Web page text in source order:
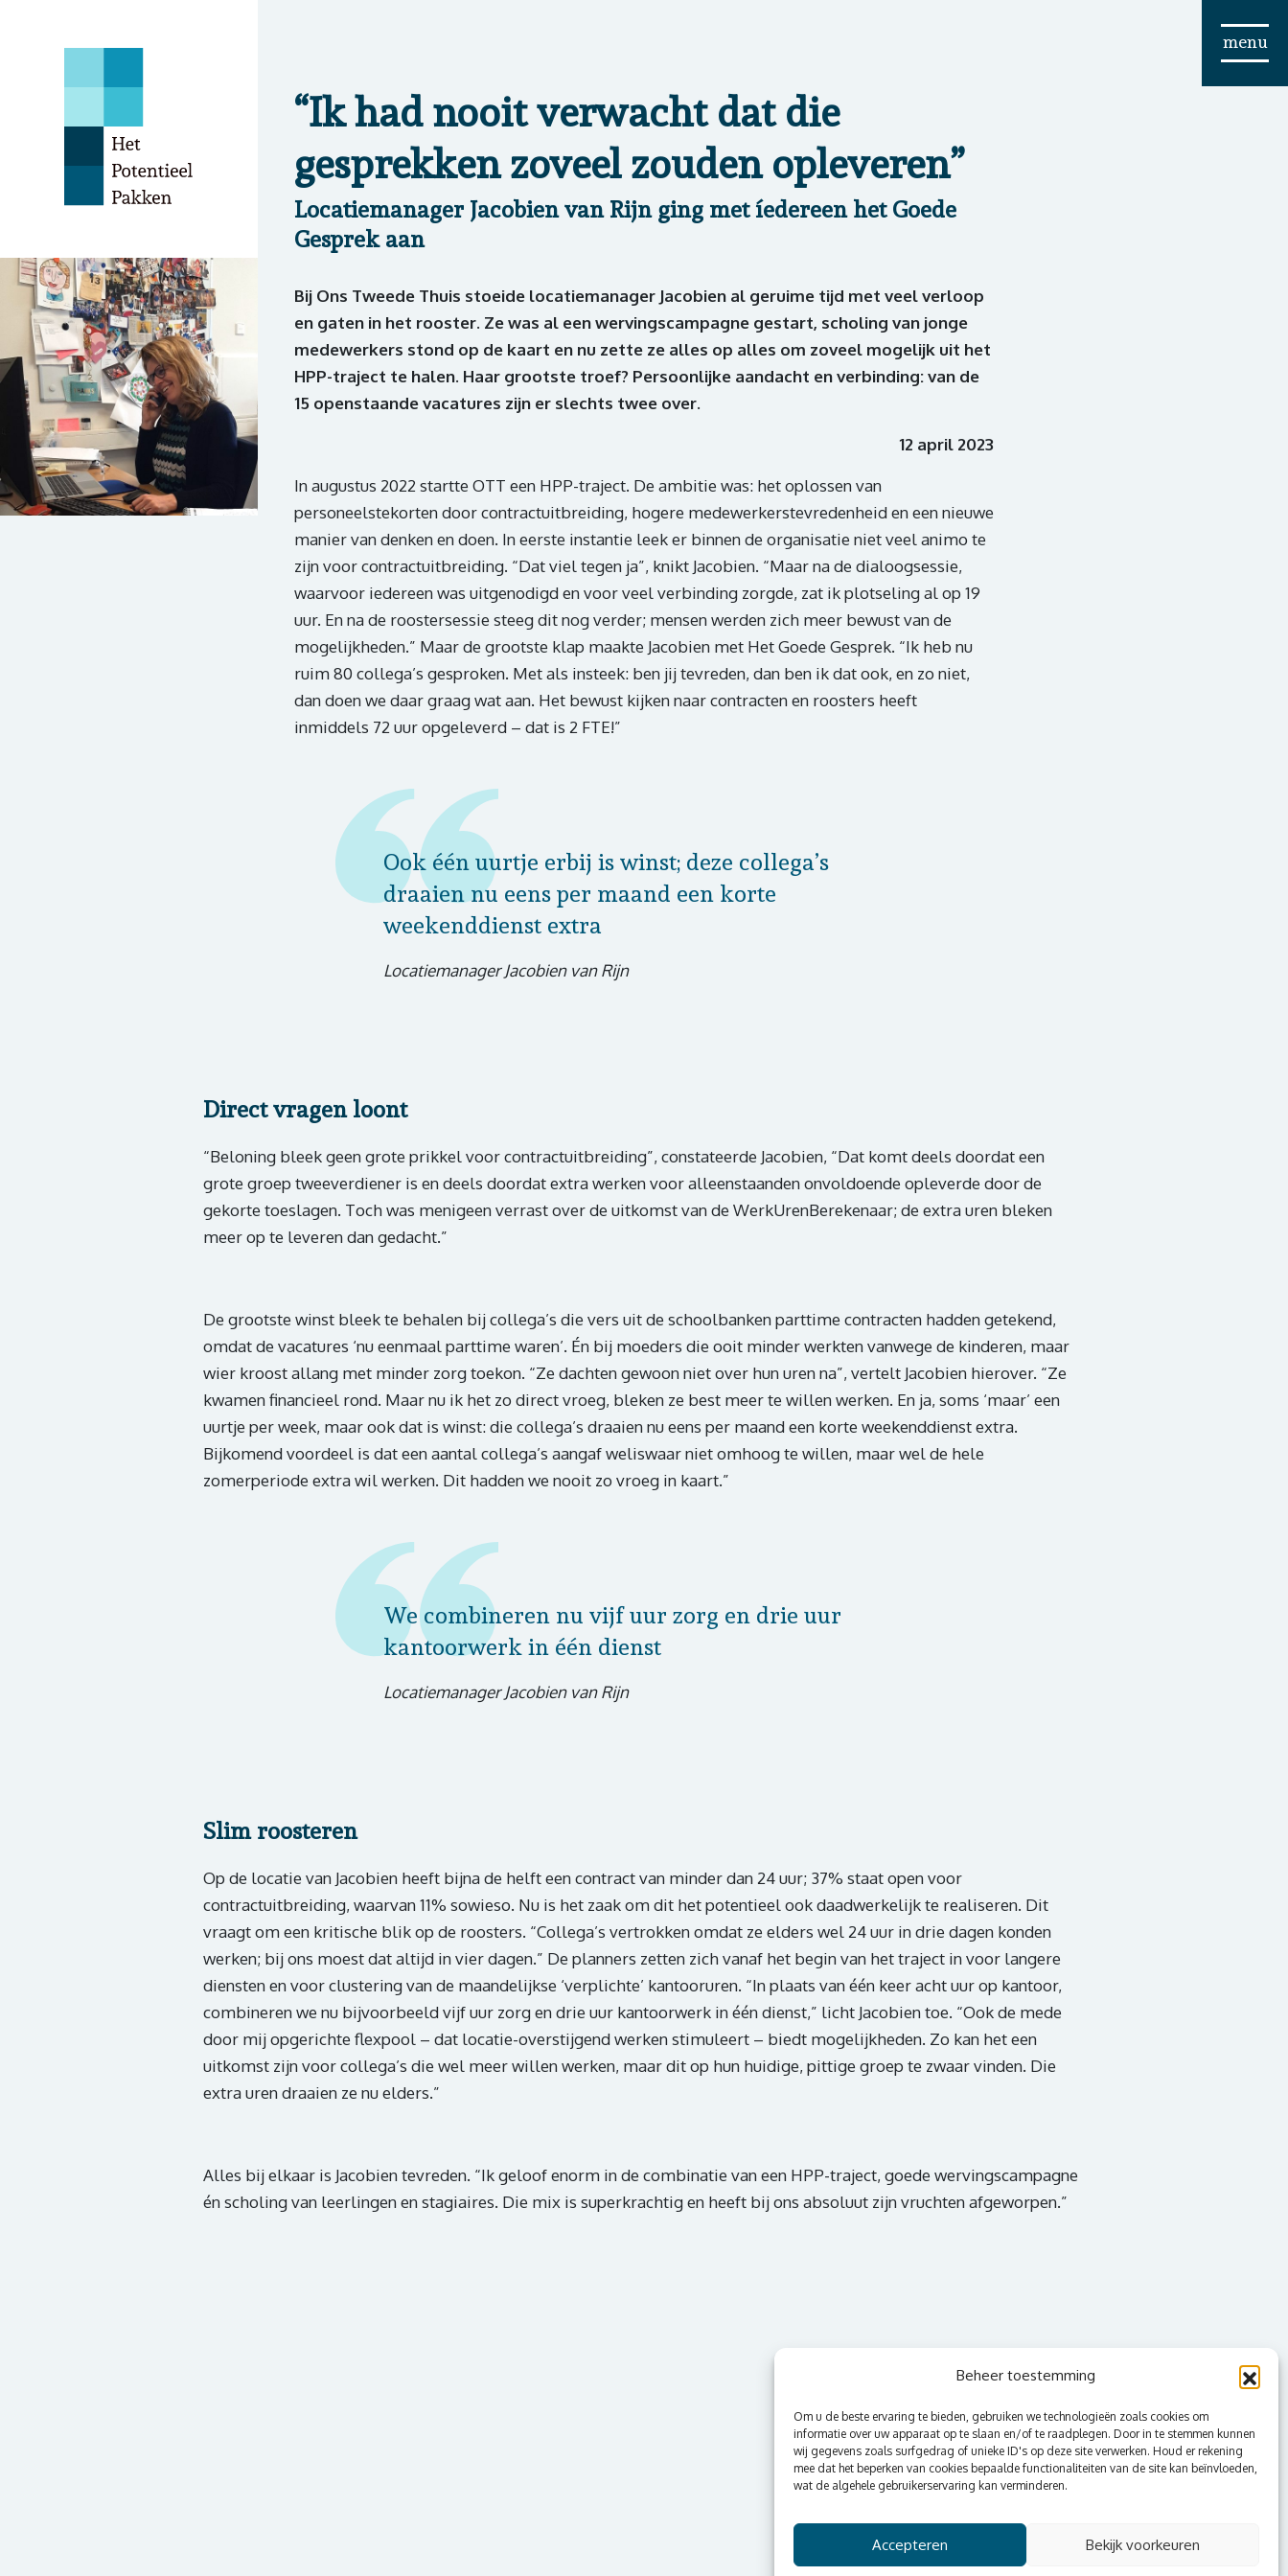
Beheer toestemming
Om u de beste ervaring te bieden, gebruiken we technologieën zoals cookies om
informatie over uw apparaat op te slaan en/of te raadplegen. Door in te stemmen kunnen
wij gegevens zoals surfgedrag of unieke ID's op deze site verwerken. Houd er rekening
mee dat het beperken van cookies bepaalde functionaliteiten van de site kan beïnvloeden,
wat de algehele gebruikerservaring kan verminderen.
Accepteren Bekijk voorkeuren
menu
“Ik had nooit verwacht dat die
gesprekken zoveel zouden opleveren”
Locatiemanager Jacobien van Rijn ging met íedereen het Goede
Gesprek aan
Bij Ons Tweede Thuis stoeide locatiemanager Jacobien al geruime tijd met veel verloop
en gaten in het rooster. Ze was al een wervingscampagne gestart, scholing van jonge
medewerkers stond op de kaart en nu zette ze alles op alles om zoveel mogelijk uit het
HPP-traject te halen. Haar grootste troef? Persoonlijke aandacht en verbinding: van de
15 openstaande vacatures zijn er slechts twee over.
12 april 2023
In augustus 2022 startte OTT een HPP-traject. De ambitie was: het oplossen van
personeelstekorten door contractuitbreiding, hogere medewerkerstevredenheid en een nieuwe
manier van denken en doen. In eerste instantie leek er binnen de organisatie niet veel animo te
zijn voor contractuitbreiding. “Dat viel tegen ja”, knikt Jacobien. “Maar na de dialoogsessie,
waarvoor iedereen was uitgenodigd en voor veel verbinding zorgde, zat ik plotseling al op 19
uur. En na de roostersessie steeg dit nog verder; mensen werden zich meer bewust van de
mogelijkheden.” Maar de grootste klap maakte Jacobien met Het Goede Gesprek. “Ik heb nu
ruim 80 collega’s gesproken. Met als insteek: ben jij tevreden, dan ben ik dat ook, en zo niet,
dan doen we daar graag wat aan. Het bewust kijken naar contracten en roosters heeft
inmiddels 72 uur opgeleverd – dat is 2 FTE!”
Ook één uurtje erbij is winst; deze collega’s
draaien nu eens per maand een korte
weekenddienst extra
Locatiemanager Jacobien van Rijn
Direct vragen loont
“Beloning bleek geen grote prikkel voor contractuitbreiding”, constateerde Jacobien, “Dat komt deels doordat een
grote groep tweeverdiener is en deels doordat extra werken voor alleenstaanden onvoldoende opleverde door de
gekorte toeslagen. Toch was menigeen verrast over de uitkomst van de WerkUrenBerekenaar; de extra uren bleken
meer op te leveren dan gedacht.”
De grootste winst bleek te behalen bij collega’s die vers uit de schoolbanken parttime contracten hadden getekend,
omdat de vacatures ‘nu eenmaal parttime waren’. Én bij moeders die ooit minder werkten vanwege de kinderen, maar
wier kroost allang met minder zorg toekon. “Ze dachten gewoon niet over hun uren na”, vertelt Jacobien hierover. “Ze
kwamen financieel rond. Maar nu ik het zo direct vroeg, bleken ze best meer te willen werken. En ja, soms ‘maar’ een
uurtje per week, maar ook dat is winst: die collega’s draaien nu eens per maand een korte weekenddienst extra.
Bijkomend voordeel is dat een aantal collega’s aangaf weliswaar niet omhoog te willen, maar wel de hele
zomerperiode extra wil werken. Dit hadden we nooit zo vroeg in kaart.”
We combineren nu vijf uur zorg en drie uur
kantoorwerk in één dienst
Locatiemanager Jacobien van Rijn
Slim roosteren
Op de locatie van Jacobien heeft bijna de helft een contract van minder dan 24 uur; 37% staat open voor
contractuitbreiding, waarvan 11% sowieso. Nu is het zaak om dit het potentieel ook daadwerkelijk te realiseren. Dit
vraagt om een kritische blik op de roosters. “Collega’s vertrokken omdat ze elders wel 24 uur in drie dagen konden
werken; bij ons moest dat altijd in vier dagen.” De planners zetten zich vanaf het begin van het traject in voor langere
diensten en voor clustering van de maandelijkse ‘verplichte’ kantooruren. “In plaats van één keer acht uur op kantoor,
combineren we nu bijvoorbeeld vijf uur zorg en drie uur kantoorwerk in één dienst,” licht Jacobien toe. “Ook de mede
door mij opgerichte flexpool – dat locatie-overstijgend werken stimuleert – biedt mogelijkheden. Zo kan het een
uitkomst zijn voor collega’s die wel meer willen werken, maar dit op hun huidige, pittige groep te zwaar vinden. Die
extra uren draaien ze nu elders.”
Alles bij elkaar is Jacobien tevreden. “Ik geloof enorm in de combinatie van een HPP-traject, goede wervingscampagne
én scholing van leerlingen en stagiaires. Die mix is superkrachtig en heeft bij ons absoluut zijn vruchten afgeworpen.”